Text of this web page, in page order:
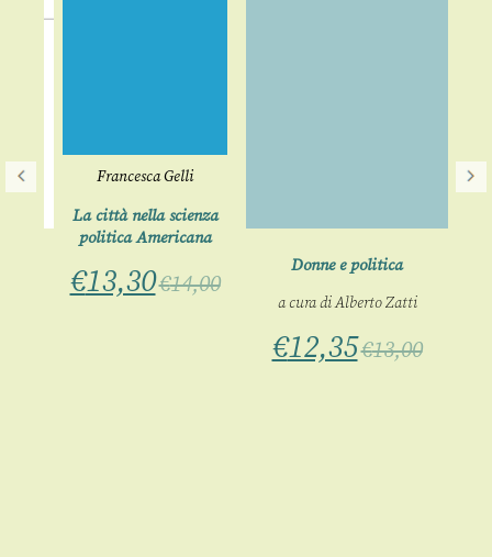
Francesca Gelli
La città nella scienza
politica Americana
€13,30€14,00
Donne e politica
a cura diAlberto Zatti
€12,35€13,00